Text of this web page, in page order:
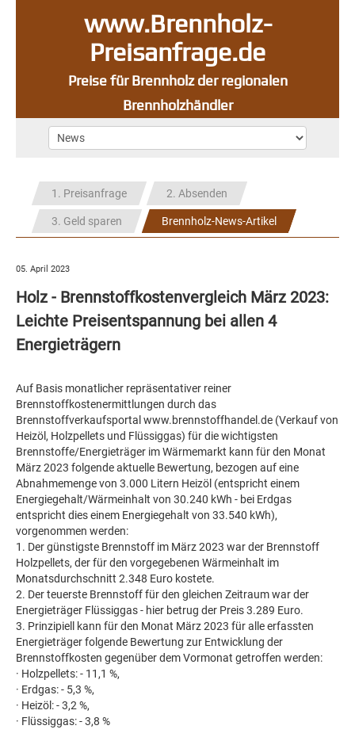
www.Brennholz-
Preisanfrage.de
Preise für Brennholz der regionalen
Brennholzhändler
1. Preisanfrage 2. Absenden
3. Geld sparen Brennholz-News-Artikel
05. April 2023
Holz - Brennstoffkostenvergleich März 2023:
Leichte Preisentspannung bei allen 4
Energieträgern
Auf Basis monatlicher repräsentativer reiner
Brennstoffkostenermittlungen durch das
Brennstoffverkaufsportal www.brennstoffhandel.de (Verkauf von
Heizöl, Holzpellets und Flüssiggas) für die wichtigsten
Brennstoffe/Energieträger im Wärmemarkt kann für den Monat
März 2023 folgende aktuelle Bewertung, bezogen auf eine
Abnahmemenge von 3.000 Litern Heizöl (entspricht einem
Energiegehalt/Wärmeinhalt von 30.240 kWh - bei Erdgas
entspricht dies einem Energiegehalt von 33.540 kWh),
vorgenommen werden:
1. Der günstigste Brennstoff im März 2023 war der Brennstoff
Holzpellets, der für den vorgegebenen Wärmeinhalt im
Monatsdurchschnitt 2.348 Euro kostete.
2. Der teuerste Brennstoff für den gleichen Zeitraum war der
Energieträger Flüssiggas - hier betrug der Preis 3.289 Euro.
3. Prinzipiell kann für den Monat März 2023 für alle erfassten
Energieträger folgende Bewertung zur Entwicklung der
Brennstoffkosten gegenüber dem Vormonat getroffen werden:
· Holzpellets: - 11,1 %,
· Erdgas: - 5,3 %,
· Heizöl: - 3,2 %,
· Flüssiggas: - 3,8 %